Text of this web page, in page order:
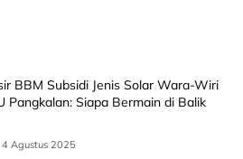
BBM Subsidi Jenis Solar Wara-Wiri
Pangkalan: Siapa Bermain di Balik
4 Agustus 2025